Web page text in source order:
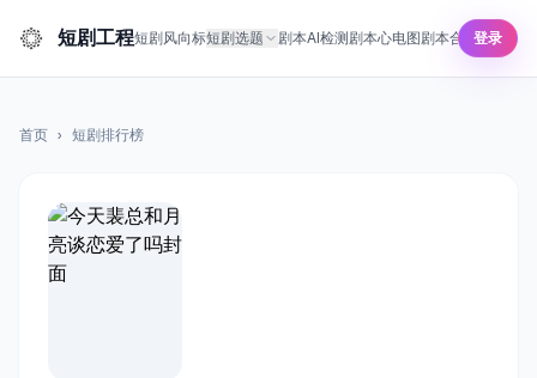
短剧工程短剧风向标短剧选题 剧本AI检测 剧本心电图 剧本合规预审 短
登录
首页 › 短剧排行榜